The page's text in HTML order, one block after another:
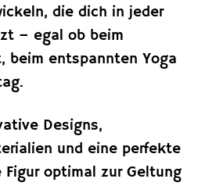
die dich in jeder
– egal ob beim
beim entspannten Yoga
Designs,
und eine perfekte
Figur optimal zur Geltung